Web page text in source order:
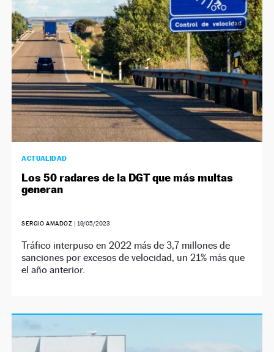
ACTUALIDAD
Los 50 radares de la DGT que más multas
generan
SERGIO AMADOZ | 19/05/2023
Tráfico interpuso en 2022 más de 3,7 millones de
sanciones por excesos de velocidad, un 21% más que
el año anterior.